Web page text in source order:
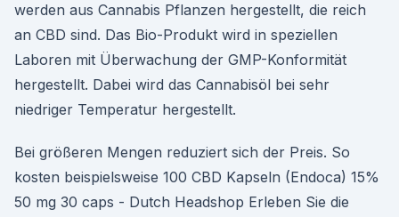
werden aus Cannabis Pflanzen hergestellt, die reich
an CBD sind. Das Bio-Produkt wird in speziellen
Laboren mit Überwachung der GMP-Konformität
hergestellt. Dabei wird das Cannabisöl bei sehr
niedriger Temperatur hergestellt.
Bei größeren Mengen reduziert sich der Preis. So
kosten beispielsweise 100 CBD Kapseln (Endoca) 15%
50 mg 30 caps - Dutch Headshop Erleben Sie die